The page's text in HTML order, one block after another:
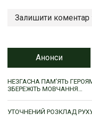
Залишити коментар
Анонси
НЕЗГАСНА ПАМ’ЯТЬ
ЗБЕРЕЖІТЬ МОВЧАННЯ…
УТОЧНЕНИЙ РОЗКЛАД